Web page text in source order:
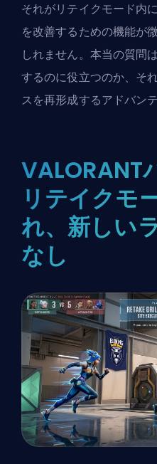
それがリテイクモード内
を改善するための機能が
しれません。本当の質問
するのに役立つのか、そ
スを再形成するアドバン
VALORANT
リテイクモ
れ、新しい
なし